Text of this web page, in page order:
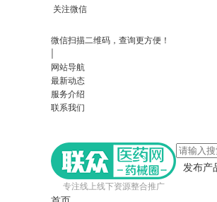
关注微信
微信扫描二维码，查询更方便！
网站导航
最新动态
服务介绍
联系我们
专注线上线下资源整合推广
发布产